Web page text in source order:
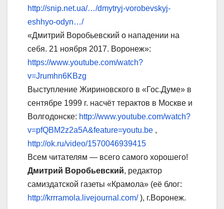
http://snip.net.ua/…/dmytryj-vorobevskyj-
eshhyo-odyn…/
«Дмитрий Воробьевский о нападении на
себя. 21 ноября 2017. Воронеж»:
https://www.youtube.com/watch?
v=Jrumhn6KBzg
Выступление Жириновского в «Гос.Думе» в
сентябре 1999 г. насчёт терактов в Москве и
Волгодонске: http://www.youtube.com/watch?
v=pfQBM2z2a5A&feature=youtu.be ,
http://ok.ru/video/1570046939415
Всем читателям — всего самого хорошего!
Дмитрий Воробьевский, редактор
самиздатской газеты «Крамола» (её блог:
http://krrramola.livejournal.com/), г.Воронеж.